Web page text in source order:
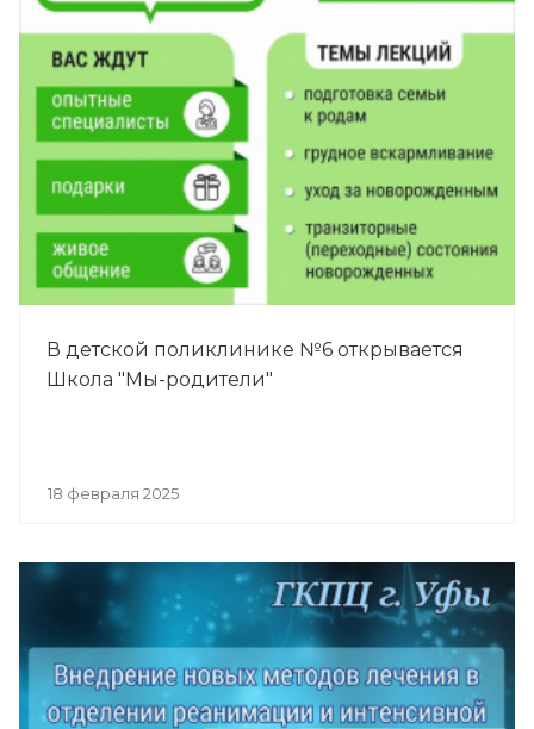
В детской поликлинике №6 открывается
Школа "Мы-родители"
18 февраля 2025